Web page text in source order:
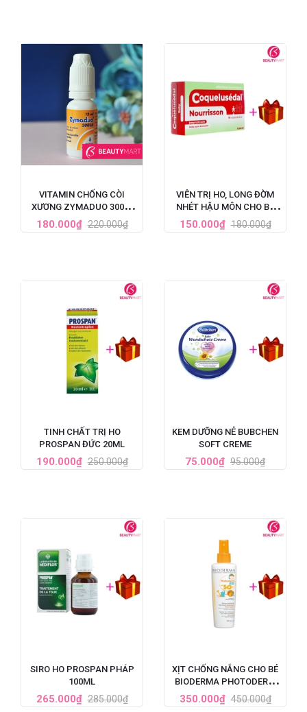
VITAMIN CHỐNG CÒI
XƯƠNG ZYMADUO 300UI
12ML
180.000₫ 220.000₫
VIÊN TRỊ HO, LONG ĐỜM
NHÉT HẬU MÔN CHO BÉ
COQUELUSEDAL
NOURRISSON - PHÁP
150.000₫ 180.000₫
TINH CHẤT TRỊ HO
PROSPAN ĐỨC 20ML
190.000₫ 250.000₫
KEM DƯỠNG NẺ BUBCHEN
SOFT CREME
75.000₫ 95.000₫
SIRO HO PROSPAN PHÁP
100ML
265.000₫ 285.000₫
XỊT CHỐNG NẮNG CHO BÉ
BIODERMA PHOTODERM
KID LAIT ENFANT SPF50+
350.000₫ 450.000₫